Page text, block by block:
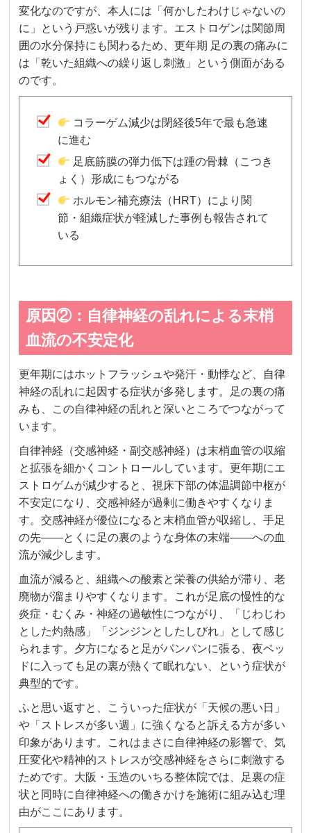
変化なのですが、本人には「何かしたわけじゃないの
に」という戸惑いが残ります。エストロゲンは関節周
囲の水分保持にも関わるため、更年期 足の裏の痛みに
は「乾いた組織への繰り返し刺激」という側面がある
のです。
コラーゲム減少は閉経後5年で最も急速
に進む
足底筋膜の弾力低下は踵の骨棘（こつき
ょく）形成にもつながる
ホルモン補充療法（HRT）により関
節・組織症状が軽減した事例も報告されて
いる
原因②：自律神経の乱れによる末梢
血流の不安定化
更年期にはホットフラッシュや発汗・動悸など、自律
神経の乱れに起因する症状が多発します。足の裏の痛
みも、この自律神経の乱れと深いところでつながって
います。
自律神経（交感神経・副交感神経）は末梢血管の収縮
と拡張を細かくコントロールしています。更年期にエ
ストロゲムが減少すると、視床下部の体温調節中枢が
不安定になり、交感神経が過剰に働きやすくなりま
す。交感神経が優位になると末梢血管が収縮し、手足
の先――とくに足の裏のような身体の末端――への血
流が減少します。
血流が減ると、組織への酸素と栄養の供給が滞り、老
廃物が溜まりやすくなります。これが足底の慢性的な
炎症・むくみ・神経の過敏性につながり、「じわじわ
とした灼熱感」「ジンジンとしたしびれ」として感じ
られます。夕方になると足がパンパンに張る、夜ベッ
ドに入っても足の裏が熱くて眠れない、という症状が
典型的です。
ふと思い返すと、こういった症状が「天候の悪い日」
や「ストレスが多い週」に強くなると訴える方が多い
印象があります。これはまさに自律神経の影響で、気
圧変化や精神的ストレスが交感神経をさらに刺激する
ためです。大阪・玉造のいちる整体院では、足裏の症
状と同時に自律神経への働きかけを施術に組み込む理
由がここにあります。